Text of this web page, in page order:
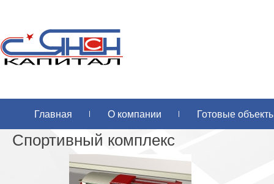
Главная О компании Готовые
Спортивный комплекс